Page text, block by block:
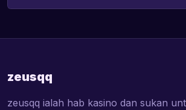
zeusqq
zeusqq ialah hab kasino dan sukan